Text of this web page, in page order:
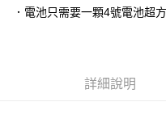
【關於「AFTEE先享後付」】
２．便利：只要手機號碼，簡訊
３．安心：先確認商品／服務後，
．電池只需要一顆4號電池超
詳細說明